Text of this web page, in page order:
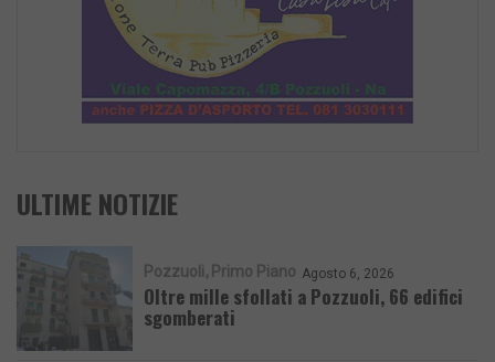
ULTIME NOTIZIE
Pozzuoli Primo Piano Agosto 6, 2026
Oltre mille sfollati a Pozzuoli, 66 edifici
sgomberati